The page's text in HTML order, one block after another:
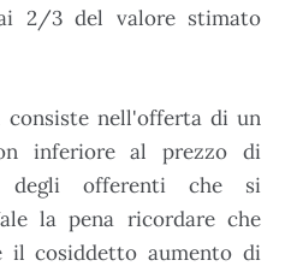
2/3 del valore stimato
consiste nell'offerta di un
inferiore al prezzo di
degli offerenti che si
la pena ricordare che
il cosiddetto aumento di